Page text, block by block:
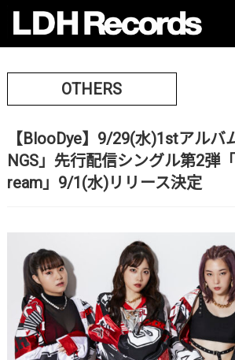
OTHERS
【BlooDye】9/29(水)1stアルバ
NGS」先行配信シングル第2弾
ream」9/1(水)リリース決定